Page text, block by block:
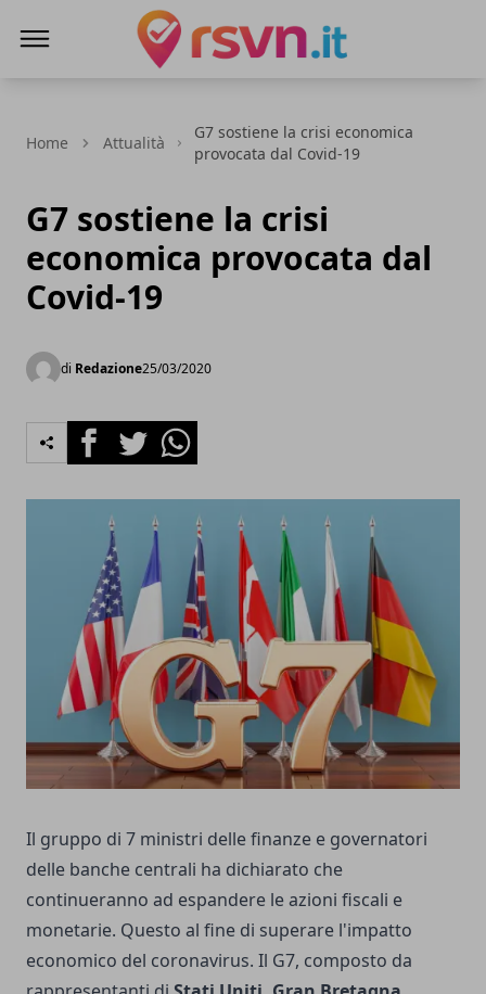
Home Attualità
G7 sostiene la crisi economica
provocata dal Covid-19
G7 sostiene la crisi
economica provocata dal
Covid-19
di Redazione25/03/2020
FacebookTwitterWhatsapp
Il gruppo di 7 ministri delle finanze e governatori
delle banche centrali ha dichiarato che
continueranno ad espandere le azioni fiscali e
monetarie. Questo al fine di superare l'impatto
economico del coronavirus. Il G7, composto da